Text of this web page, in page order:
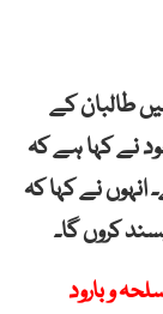
طالبان کے
نے کہا ہے کہ
انہوں نے کہا کہ
کروں گا۔
و بارود